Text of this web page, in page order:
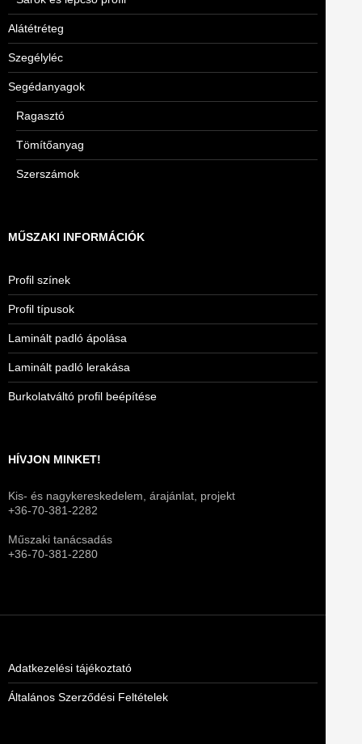
Alátétréteg
Szegélyléc
Segédanyagok
Ragasztó
Tömítőanyag
Szerszámok
MŰSZAKI INFORMÁCIÓK
Profil színek
Profil típusok
Laminált padló ápolása
Laminált padló lerakása
Burkolatváltó profil beépítése
HÍVJON MINKET!
Kis- és nagykereskedelem, árajánlat, projekt
+36-70-381-2282
Műszaki tanácsadás
+36-70-381-2280
Adatkezelési tájékoztató
Általános Szerződési Feltételek